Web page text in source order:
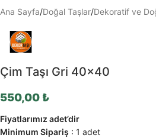
Ana Sayfa/Doğal Taşlar/Dekoratif ve
Çim Taşı Gri 40×40
550,00 ₺
Fiyatlarımız adet’dir
Minimum Sipariş : 1 adet